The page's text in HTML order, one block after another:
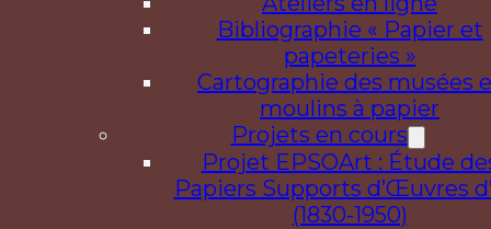
Bibliographie « Papier et
papeteries »
Cartographie des musées
moulins à papier
Projets en cours
Projet EPSOArt : Étude
Papiers Supports d’Œuvres
(1830-1950)